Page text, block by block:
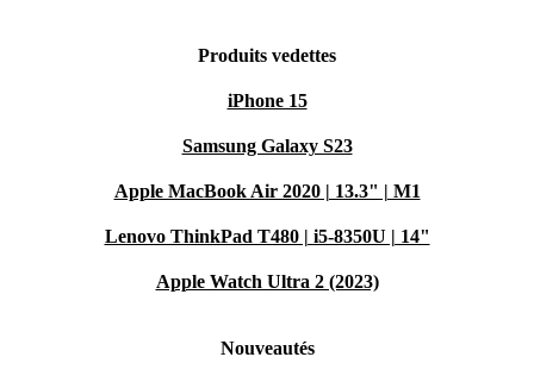
Produits vedettes
iPhone 15
Samsung Galaxy S23
Apple MacBook Air 2020 | 13.3" | M1
Lenovo ThinkPad T480 | i5-8350U | 14"
Apple Watch Ultra 2 (2023)
Nouveautés